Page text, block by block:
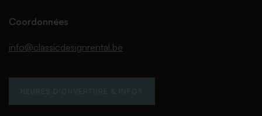
Coordonnées
info@classicdesignrental.be
HEURES D'OUVERTURE & INFOS